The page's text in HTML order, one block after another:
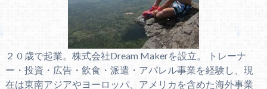
２０歳で起業。株式会社Dream Makerを設立。 トレーナ
ー・投資・広告・飲食・派遣・アパレル事業を経験し、現
在は東南アジアやヨーロッパ、アメリカを含めた海外事業